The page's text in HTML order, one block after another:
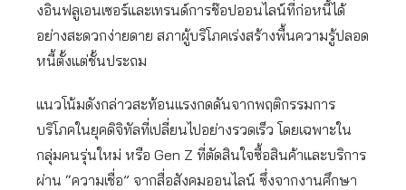
งอินฟลูเอนเซอร์และเทรนด์การช๊อปออนไลน์ที่ก่อหนี้ได้
อย่างสะดวกง่ายดาย สภาผู้บริโภคเร่งสร้างพื้นความรู้ปลอด
หนี้ตั้งแต่ชั้นประถม
แนวโน้มดังกล่าวสะท้อนแรงกดดันจากพฤติกรรมการ
บริโภคในยุคดิจิทัลที่เปลี่ยนไปอย่างรวดเร็ว โดยเฉพาะใน
กลุ่มคนรุ่นใหม่ หรือ Gen Z ที่ตัดสินใจซื้อสินค้าและบริการ
ผ่าน “ความเชื่อ” จากสื่อสังคมออนไลน์ ซึ่งจากงานศึกษา